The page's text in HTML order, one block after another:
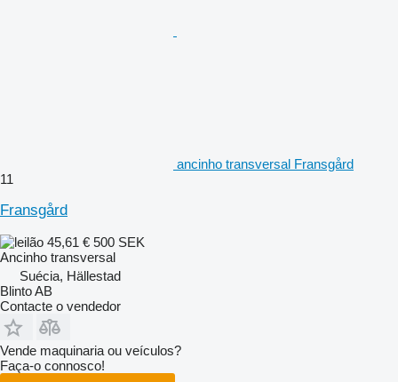
ancinho transversal Fransgård
11
Fransgård
45,61 € 500 SEK
Ancinho transversal
Suécia, Hällestad
Blinto AB
Contacte o vendedor
Vende maquinaria ou veículos?
Faça-o connosco!